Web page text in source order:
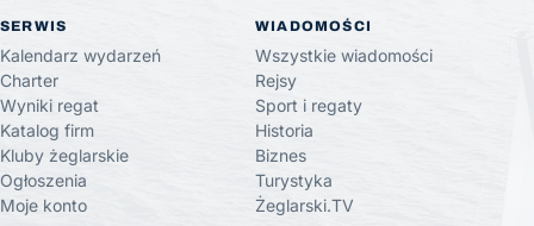
SERWIS
Kalendarz wydarzeń
Charter
Wyniki regat
Katalog firm
Kluby żeglarskie
Ogłoszenia
Moje konto
WIADOMOŚCI
Wszystkie wiadomości
Rejsy
Sport i regaty
Historia
Biznes
Turystyka
Żeglarski.TV